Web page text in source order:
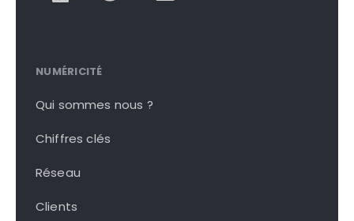
NUMÉRICITÉ
Qui sommes nous ?
Chiffres clés
Réseau
Clients